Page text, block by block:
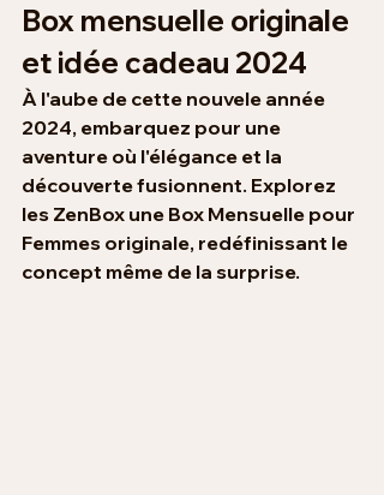
Box mensuelle originale
et idée cadeau 2024
À l'aube de cette nouvele année
2024, embarquez pour une
aventure où l'élégance et la
découverte fusionnent. Explorez
les ZenBox une Box Mensuelle pour
Femmes originale, redéfinissant le
concept même de la surprise.